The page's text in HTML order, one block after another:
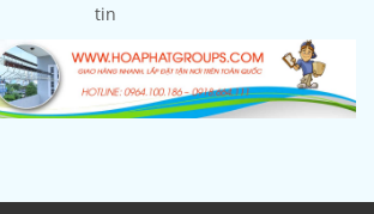
tin